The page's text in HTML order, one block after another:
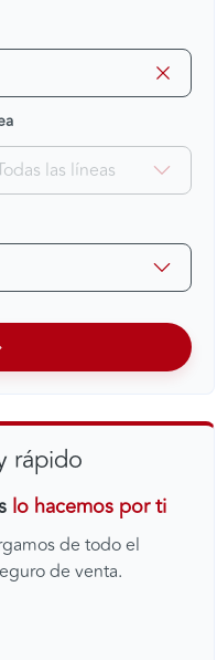
las líneas
rápido
lo hacemos por ti
de todo el
de venta.